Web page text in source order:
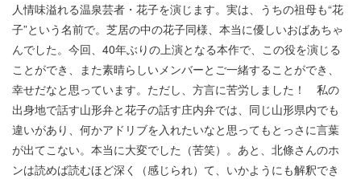
人情味溢れる温泉芸者・花子を演じます。実は、うちの祖母も“花
子”という名前で。芝居の中の花子同様、本当に優しいおばあちゃ
んでした。今回、40年ぶりの上演となる本作で、この役を演じる
ことができ、また素晴らしいメンバーとご一緒することができ、
幸せだなと思っています。ただし、方言に苦労しました！ 私の
出身地で話す山形弁と花子の話す庄内弁では、同じ山形県内でも
違いがあり、何かアドリブを入れたいなと思ってもとっさに言葉
が出てこない。本当に大変でした（苦笑）。あと、北條さんのホ
ンは読めば読むほど深く（感じられ）て、いかようにも解釈でき